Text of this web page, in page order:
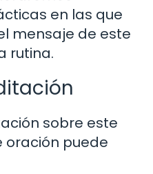
en las que
mensaje de este
rutina.
sobre este
oración puede